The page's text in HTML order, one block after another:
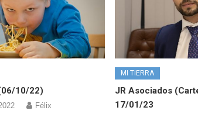
10/22)
Félix
MI TIERRA
JR Asociados
17/01/23